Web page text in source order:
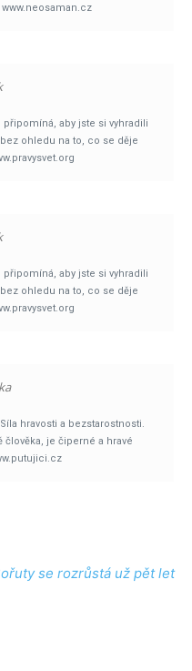
aby jste si vyhradili
ohledu na to, co se děje
aby jste si vyhradili
ohledu na to, co se děje
hravosti a bezstarostnosti.
člověka, je čiperné a hravé
se rozrůstá už pět let